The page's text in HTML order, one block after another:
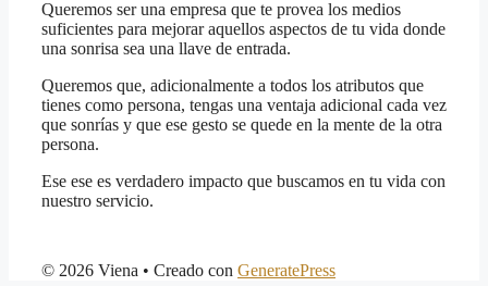
Queremos ser una empresa que te provea los medios
suficientes para mejorar aquellos aspectos de tu vida donde
una sonrisa sea una llave de entrada.
Queremos que, adicionalmente a todos los atributos que
tienes como persona, tengas una ventaja adicional cada vez
que sonrías y que ese gesto se quede en la mente de la otra
persona.
Ese ese es verdadero impacto que buscamos en tu vida con
nuestro servicio.
© 2026 Viena • Creado con GeneratePress